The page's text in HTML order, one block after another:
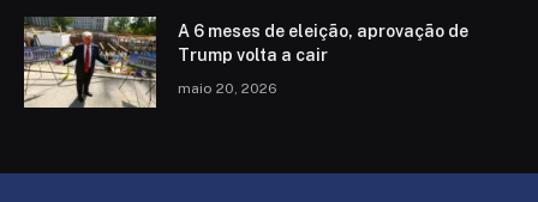
A 6 meses de eleição, aprovação de
Trump volta a cair
maio 20, 2026